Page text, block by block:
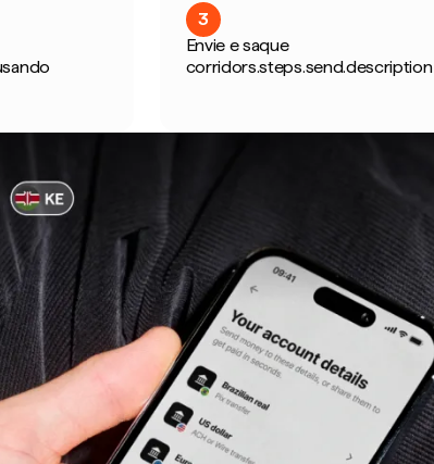
3
Envie e saque
corridors.steps.send.description